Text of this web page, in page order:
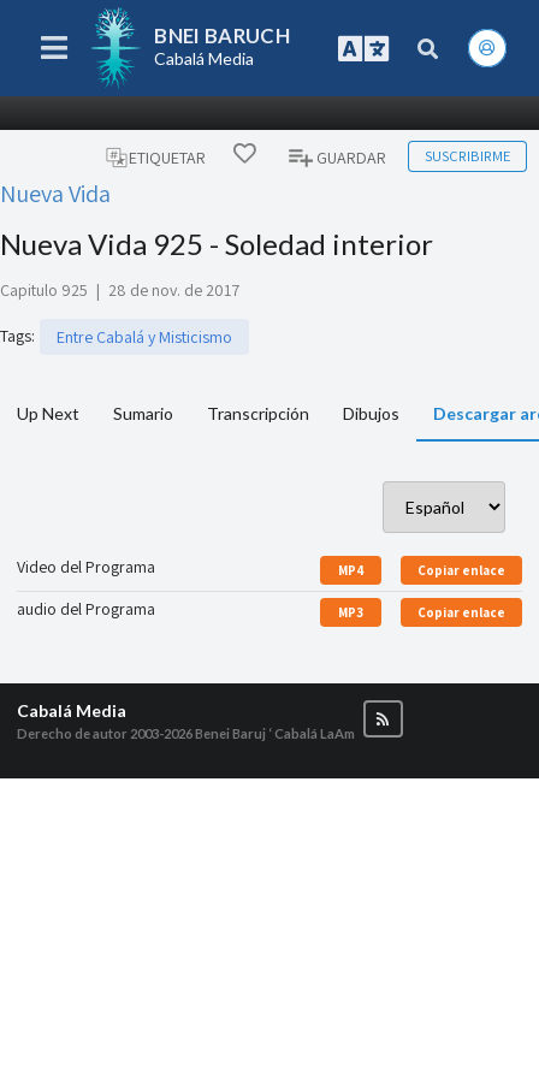
BNEI BARUCH
Cabalá Media
ETIQUETAR GUARDAR SUSCRIBIRME
Nueva Vida
Nueva Vida 925 - Soledad interior
Capitulo 925 | 28 de nov. de 2017
Tags: Entre Cabalá y Misticismo
Up Next Sumario Transcripción Dibujos Descargar
Video del Programa MP4 Copiar enlace
audio del Programa MP3 Copiar enlace
Cabalá Media
Derecho de autor 2003-2026Benei Baruj ‘ Cabalá LaAm